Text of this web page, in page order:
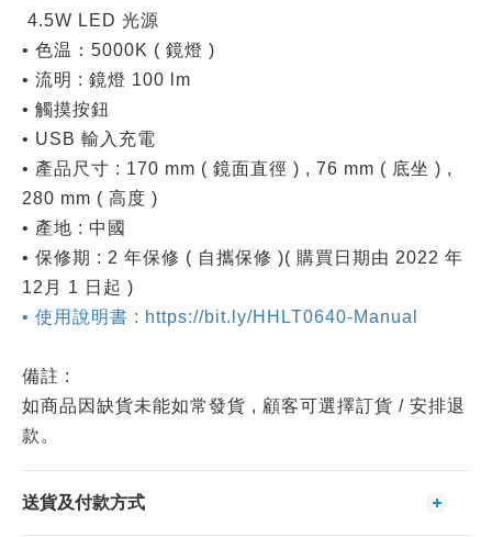
4.5W LED 光源
• 色温：5000K ( 鏡燈 )
• 流明 : 鏡燈 100 lm
• 觸摸按鈕
• USB 輸入充電
• 產品尺寸 : 170 mm ( 鏡面直徑 ) , 76 mm ( 底坐 ) ,
280 mm ( 高度 )
• 產地 : 中國
• 保修期 : 2 年保修 ( 自攜保修 )( 購買日期由 2022 年
12月 1 日起 )
• 使用說明書 : https://bit.ly/HHLT0640-Manual
備註 :
如商品因缺貨未能如常發貨 , 顧客可選擇訂貨 / 安排退
款。
送貨及付款方式